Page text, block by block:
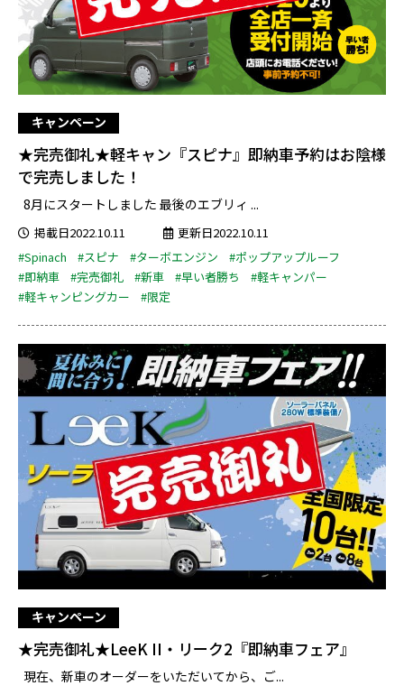
キャンペーン
★完売御礼★軽キャン『スピナ』即納車予約はお陰様
で完売しました！
8月にスタートしました 最後のエブリィ ...
掲載日2022.10.11
更新日2022.10.11
#Spinach
#スピナ #ターボエンジン
#ポップアップルーフ
#即納車
#完売御礼 #新車 #早い者勝ち
#軽キャンパー
#軽キャンピングカー
#限定
キャンペーン
★完売御礼★LeeK II・リーク2『即納車フェア』
現在、新車のオーダーをいただいてから、ご...